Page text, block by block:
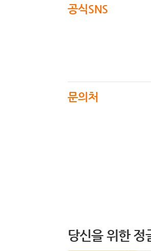
공식SNS
문의처
당신을 위한 정